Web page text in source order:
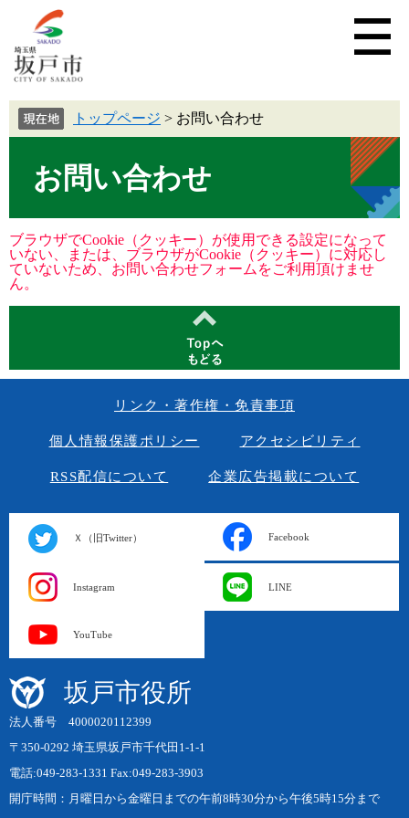
トップページ > お問い合わせ
お問い合わせ
ブラウザでCookie（クッキー）が使用できる設定になって
いない、または、ブラウザがCookie（クッキー）に対応し
ていないため、お問い合わせフォームをご利用頂けませ
ん。
リンク・著作権・免責事項
個人情報保護ポリシー アクセシビリティ
RSS配信について 企業広告掲載について
Ｘ（旧Twitter） Facebook
Instagram LINE
YouTube
坂戸市役所
法人番号 4000020112399
〒350-0292 埼玉県坂戸市千代田1-1-1
電話:049-283-1331 Fax:049-283-3903
開庁時間：月曜日から金曜日までの午前8時30分から午後5時15分まで